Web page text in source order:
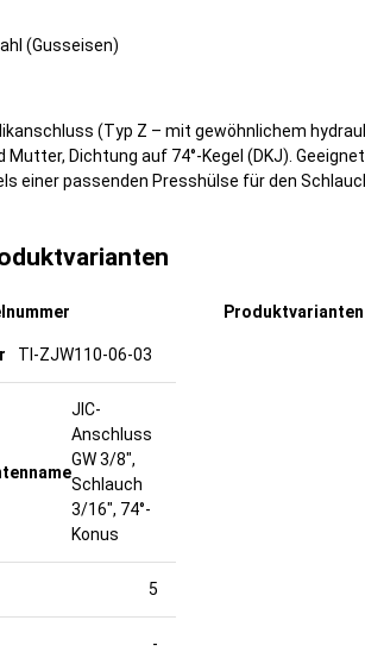
(Gusseisen)
(Typ Z – mit gewöhnlichem
Mutter, Dichtung auf 74°-Kegel (DKJ).
einer passenden Presshülse für den
TI-ZJW110-06-03
JIC-
Anschluss
GW 3/8",
Schlauch
3/16", 74°-
Konus
5
-